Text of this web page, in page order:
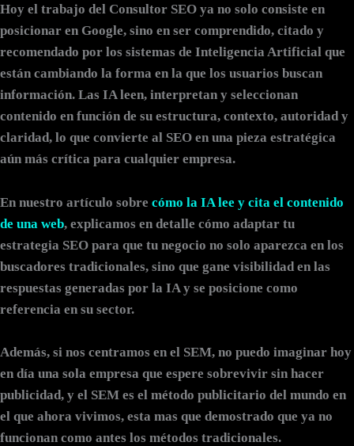
Hoy el trabajo del Consultor SEO ya no solo consiste en
posicionar en Google, sino en ser comprendido, citado y
recomendado por los sistemas de Inteligencia Artificial que
están cambiando la forma en la que los usuarios buscan
información. Las IA leen, interpretan y seleccionan
contenido en función de su estructura, contexto, autoridad y
claridad, lo que convierte al SEO en una pieza estratégica
aún más crítica para cualquier empresa.
En nuestro artículo sobre cómo la IA lee y cita el contenido
de una web, explicamos en detalle cómo adaptar tu
estrategia SEO para que tu negocio no solo aparezca en los
buscadores tradicionales, sino que gane visibilidad en las
respuestas generadas por la IA y se posicione como
referencia en su sector.
Además, si nos centramos en el SEM, no puedo imaginar hoy
en día una sola empresa que espere sobrevivir sin hacer
publicidad, y el SEM es el método publicitario del mundo en
el que ahora vivimos, esta mas que demostrado que ya no
funcionan como antes los métodos tradicionales.